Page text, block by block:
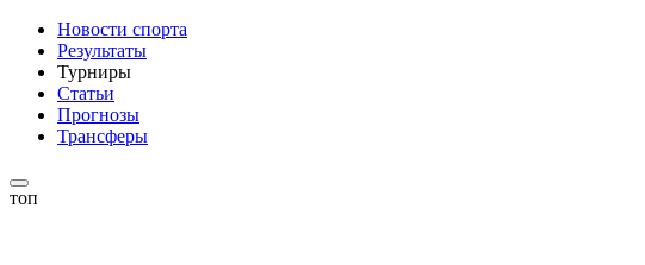
Новости спорта
Результаты
Турниры
Статьи
Прогнозы
Трансферы
топ